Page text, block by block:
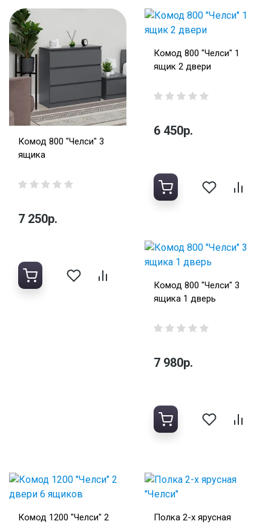
Комод 800 "Челси" 3
ящика
7 250р.
Комод 800 "Челси" 1
ящик 2 двери
6 450р.
Комод 800 "Челси" 3
ящика 1 дверь
7 980р.
Комод 1200 "Челси" 2
Полка 2-х ярусная